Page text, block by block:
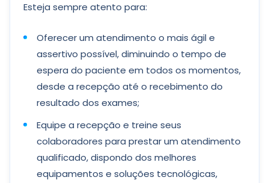
Esteja sempre atento para:
Oferecer um atendimento o mais ágil e
assertivo possível, diminuindo o tempo de
espera do paciente em todos os momentos,
desde a recepção até o recebimento do
resultado dos exames;
Equipe a recepção e treine seus
colaboradores para prestar um atendimento
qualificado, dispondo dos melhores
equipamentos e soluções tecnológicas,